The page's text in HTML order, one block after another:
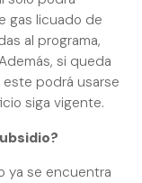
gas licuado de
al programa,
si queda
podrá usarse
siga vigente.
ya se encuentra